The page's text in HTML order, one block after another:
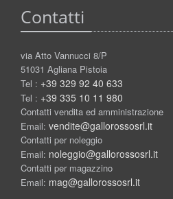
Contatti
via Atto Vannucci 8/P
51031 Agliana Pistoia
Tel : +39 329 92 40 633
Tel : +39 335 10 11 980
Contatti vendita ed amministrazione
Email: vendite@gallorossosrl.it
Contatti per noleggio
Email: noleggio@gallorossosrl.it
Contatti per magazzino
Email: mag@gallorossosrl.it